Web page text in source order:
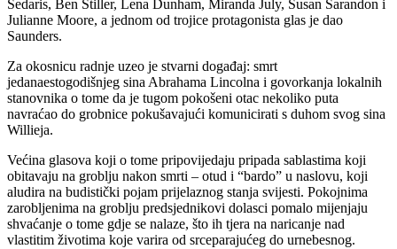
Sedaris, Ben Stiller, Lena Dunham, Miranda July, Susan Sarandon i
Julianne Moore, a jednom od trojice protagonista glas je dao
Saunders.
Za okosnicu radnje uzeo je stvarni događaj: smrt
jedanaestogodišnjeg sina Abrahama Lincolna i govorkanja lokalnih
stanovnika o tome da je tugom pokošeni otac nekoliko puta
navraćao do grobnice pokušavajući komunicirati s duhom svog sina
Willieja.
Većina glasova koji o tome pripovijedaju pripada sablastima koji
obitavaju na groblju nakon smrti – otud i “bardo” u naslovu, koji
aludira na budistički pojam prijelaznog stanja svijesti. Pokojnima
zarobljenima na groblju predsjednikovi dolasci pomalo mijenjaju
shvaćanje o tome gdje se nalaze, što ih tjera na naricanje nad
vlastitim životima koje varira od srceparajućeg do urnebesnog.